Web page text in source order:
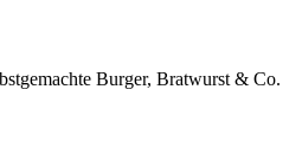
Burger, Bratwurst & Co.